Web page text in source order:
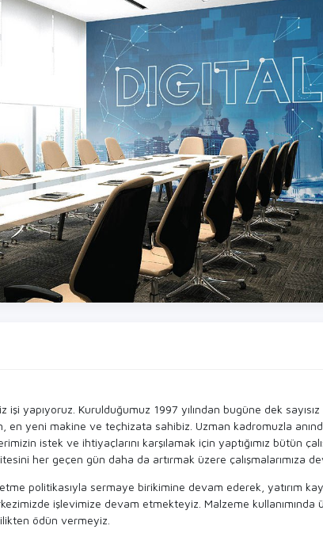
yapıyoruz. Kurulduğumuz 1997 yılından bugüne dek sayısız
en yeni makine ve teçhizata sahibiz. Uzman kadromuzla
istek ve ihtiyaçlarını karşılamak için yaptığımız bütün
her geçen gün daha da artırmak üzere çalışmalarımıza
politikasıyla sermaye birikimine devam ederek, yatırım
işlevimize devam etmekteyiz. Malzeme kullanımında
ödün vermeyiz.